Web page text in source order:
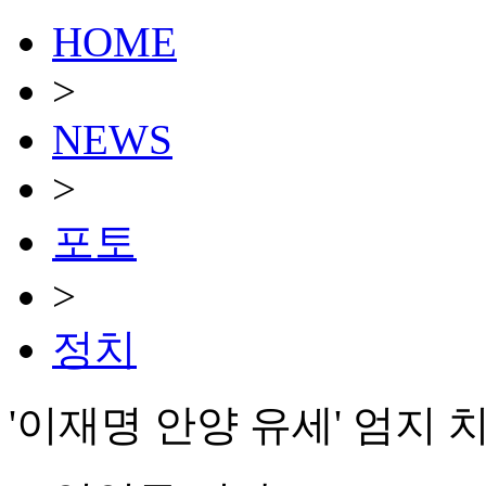
HOME
>
NEWS
>
포토
>
정치
'이재명 안양 유세' 엄지